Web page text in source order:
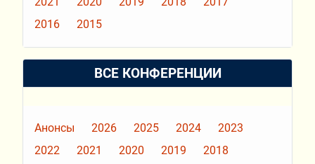
2016
2015
ВСЕ КОНФЕРЕНЦИИ
Анонсы 2026 2025 2024
2023
2022
2021 2020 2019
2018